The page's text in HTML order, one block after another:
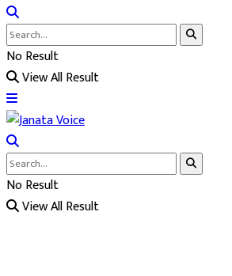
No Result
View All Result
No Result
View All Result